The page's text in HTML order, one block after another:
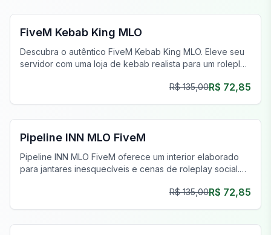
FiveM Kebab King MLO
Descubra o autêntico FiveM Kebab King MLO. Eleve seu
servidor com uma loja de kebab realista para um roleplay
R$ 135,00R$ 72,85
FiveM Restaurante MLO
Pipeline INN MLO FiveM
Pipeline INN MLO FiveM oferece um interior elaborado
para jantares inesquecíveis e cenas de roleplay social.
R$ 135,00R$ 72,85
FiveM Restaurante MLO